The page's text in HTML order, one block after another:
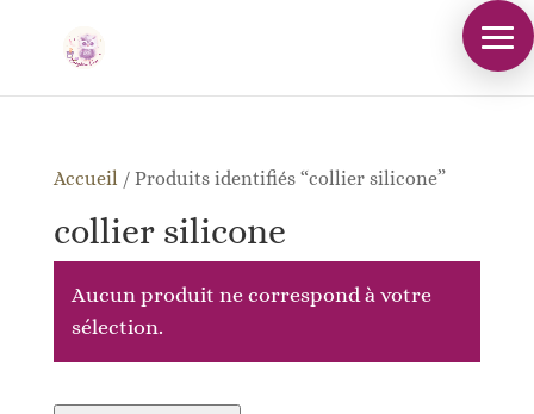
Accueil / Produits identifiés “collier silicone”
collier silicone
Aucun produit ne correspond à votre
sélection.